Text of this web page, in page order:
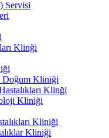
Servisi
Klinği
Doğum Kliniği
Klinği
Kliniği
Kliniği
Kliniği